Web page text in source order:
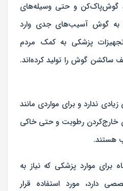
گوش‌پاک‌کن و حتی وسیله‌های
و به گوش آسیب‌های جدی وارد
تجهیزات پزشکی به کمک مردم
ساکشن گوش را تولید کرده‌اند.
ندارد و برای مواردی مانند
خارج‌کردن رطوبت و حتی خاکی
هستند.
برای موارد پزشکی که نیاز به
دارد، مورد استفاده قرار